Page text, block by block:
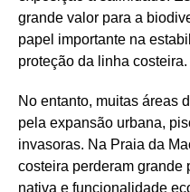
grande valor para a
papel importante na
proteção da linha costeira.
No entanto, muitas áreas
pela expansão urbana,
invasoras. Na Praia da
costeira perderam grande
nativa e funcionalidade